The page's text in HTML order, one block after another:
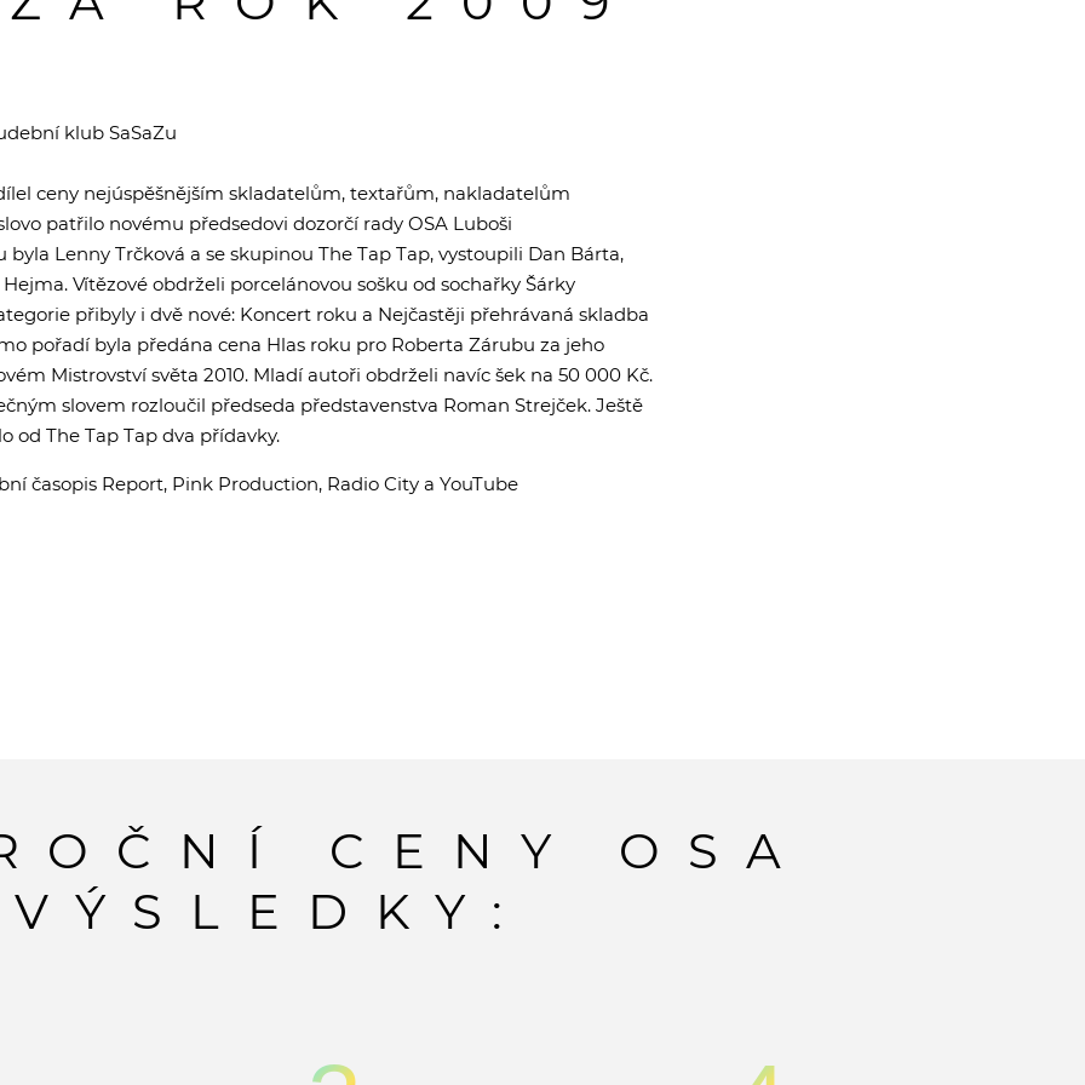
klub SaSaZu
ceny nejúspěšnějším skladatelům, textařům, nakladatelům
patřilo novému předsedovi dozorčí rady OSA Luboši
Lenny Trčková a se skupinou The Tap Tap, vystoupili Dan Bárta,
Vítězové obdrželi porcelánovou sošku od sochařky Šárky
přibyly i dvě nové: Koncert roku a Nejčastěji přehrávaná skladba
pořadí byla předána cena Hlas roku pro Roberta Zárubu za jeho
Mistrovství světa 2010. Mladí autoři obdrželi navíc šek na 50 000 Kč.
slovem rozloučil předseda představenstva Roman Strejček. Ještě
od The Tap Tap dva přídavky.
časopis Report, Pink Production, Radio City a YouTube
CENY OSA
VÝSLEDKY: